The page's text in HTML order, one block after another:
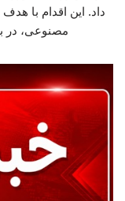
داد. این اقدام با
مصنوعی،